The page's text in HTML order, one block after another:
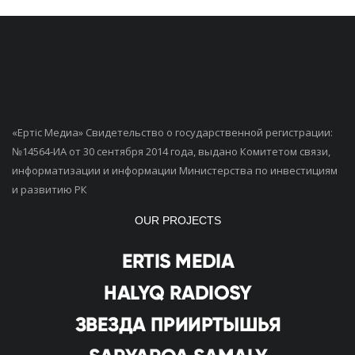
«Ертiс Медиа» Свидетельство о государственной регистрации:
№14564-ИА от 30 сентября 2014 года, выдано Комитетом связи,
информатизации и информации Министерства по инвестициям
и развитию РК
OUR PROJECTS